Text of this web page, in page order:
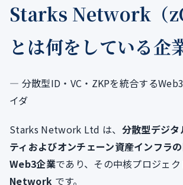
Starks Network（
とは何をしている企
― 分散型ID・VC・ZKPを統合する
イダ
Starks Network Ltd は、 分散型デジタ
ティおよびオンチェーン資産インフラ
Web3企業であり、その中核プロジェク
Network です。